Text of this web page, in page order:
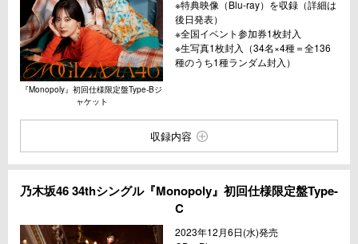
『Monopoly』初回仕様限定盤Type-Bジ
ャケット
※特典映像（Blu-ray）を収録（詳細は
後日発表）
※全国イベント参加券1枚封入
※生写真1枚封入（34名×4種＝全136
種のうち1種ランダム封入）
収録内容
乃木坂46 34thシングル『Monopoly』初回仕様限定盤Type-
C
2023年12月6日(水)発売